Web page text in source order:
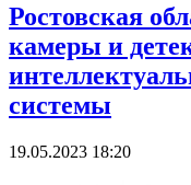
Ростовская
камеры и
системы
19.05.2023 18:20